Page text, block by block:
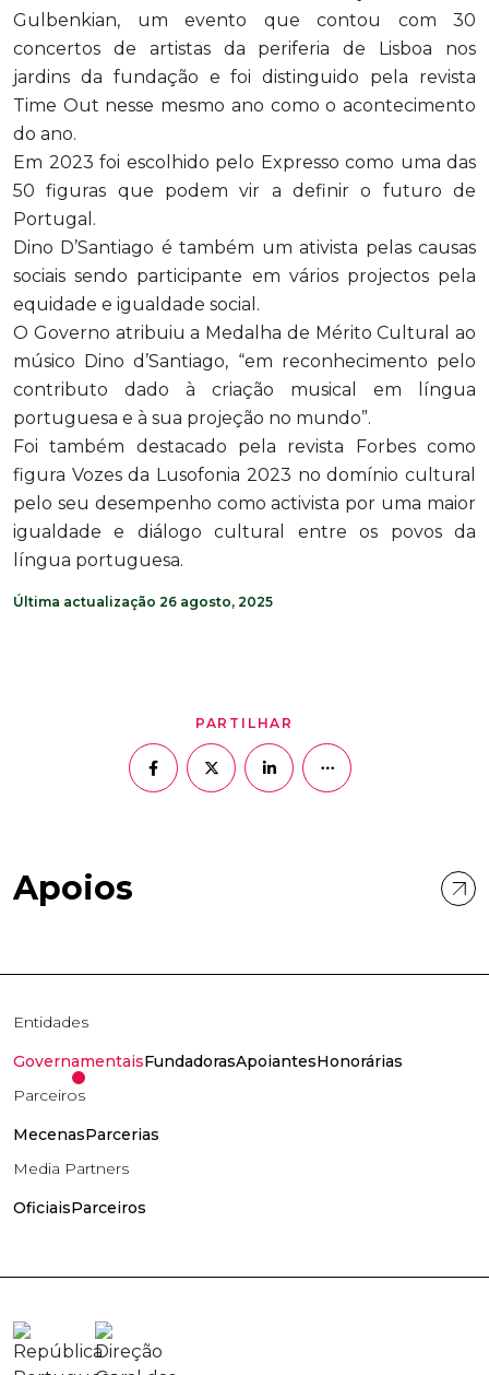
Gulbenkian, um evento que contou com 30
concertos de artistas da periferia de Lisboa nos
jardins da fundação e foi distinguido pela revista
Time Out nesse mesmo ano como o acontecimento
do ano.
Em 2023 foi escolhido pelo Expresso como uma das
50 figuras que podem vir a definir o futuro de
Portugal.
Dino D’Santiago é também um ativista pelas causas
sociais sendo participante em vários projectos pela
equidade e igualdade social.
O Governo atribuiu a Medalha de Mérito Cultural ao
músico Dino d’Santiago, “em reconhecimento pelo
contributo dado à criação musical em língua
portuguesa e à sua projeção no mundo”.
Foi também destacado pela revista Forbes como
figura Vozes da Lusofonia 2023 no domínio cultural
pelo seu desempenho como activista por uma maior
igualdade e diálogo cultural entre os povos da
língua portuguesa.
Última actualização 26 agosto, 2025
PARTILHAR
Apoios
Entidades
GovernamentaisFundadorasApoiantesHonorárias
Parceiros
MecenasParcerias
Media Partners
OficiaisParceiros